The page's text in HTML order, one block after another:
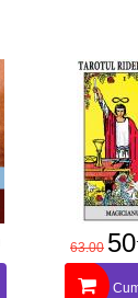
63.00 50